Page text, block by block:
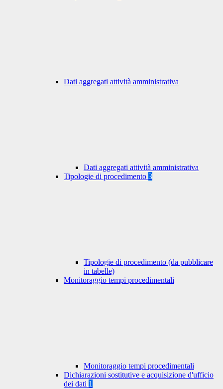
Dati aggregati attività amministrativa
Dati aggregati attività amministrativa
Tipologie di procedimento 3
Tipologie di procedimento (da pubblicare
in tabelle)
Monitoraggio tempi procedimentali
Monitoraggio tempi procedimentali
Dichiarazioni sostitutive e acquisizione d'ufficio
dei dati 1